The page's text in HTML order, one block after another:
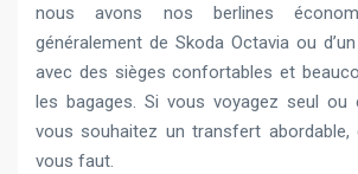
nous avons nos berlines
généralement de Skoda Octavia ou
avec des sièges confortables et
les bagages. Si vous voyagez seul ou
vous souhaitez un transfert abordable,
vous faut.